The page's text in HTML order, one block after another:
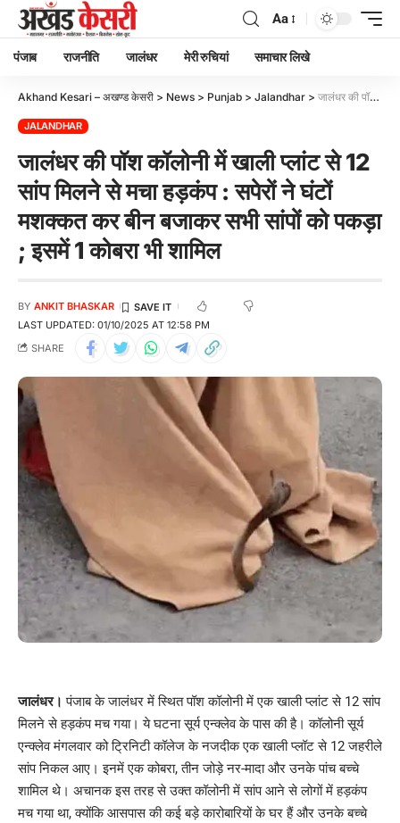
Aa
पंजाब राजनीति जालंधर मेरी रुचियां समाचार लिखे
Akhand Kesari – अखण्ड केसरी > News > Punjab > Jalandhar > जालंधर की पॉश कॉलोनी में खाली प्लांट से 12 सांप मिलने से मचा हड़कंप : सपेरों ने घंटों मशक्कत कर बीन बजाकर सभी सांपों को पकड़ा ; इसमें 1 कोबरा भी शामिल
JALANDHAR
जालंधर की पॉश कॉलोनी में खाली प्लांट से 12
सांप मिलने से मचा हड़कंप : सपेरों ने घंटों
मशक्कत कर बीन बजाकर सभी सांपों को पकड़ा
; इसमें 1 कोबरा भी शामिल
LAST UPDATED: 01/10/2025 AT 12:58 PM
BY ANKIT BHASKAR
SHARE
जालंधर। पंजाब के जालंधर में स्थित पॉश कॉलोनी में एक खाली प्लांट से 12 सांप
मिलने से हड़कंप मच गया। ये घटना सूर्य एन्क्लेव के पास की है। कॉलोनी सूर्य
एन्क्लेव मंगलवार को ट्रिनिटी कॉलेज के नजदीक एक खाली प्लॉट से 12 जहरीले
सांप निकल आए। इनमें एक कोबरा, तीन जोड़े नर-मादा और उनके पांच बच्चे
शामिल थे। अचानक इस तरह से उक्त कॉलोनी में सांप आने से लोगों में हड़कंप
मच गया था, क्योंकि आसपास की कई बड़े कारोबारियों के घर हैं और उनके बच्चे